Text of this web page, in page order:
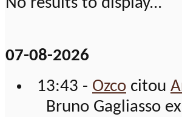
07-08-2026
13:43 - Ozco citou
Bruno Gagliasso